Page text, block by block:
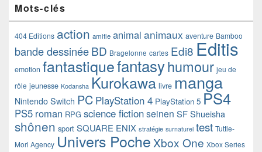
Mots-clés
404 Editions action amitie animal animaux aventure Bamboo
bande dessinéeBD Bragelonne cartes Edi8 Editis
emotion fantastiquefantasyhumour jeu de
rôle jeunesse Kodansha Kurokawa livre manga
Nintendo Switch PC PlayStation 4 PlayStation 5 PS4
PS5 roman RPG science fictionseinen SF Shueisha
shônen sport SQUARE ENIX stratégie surnaturel test Tuttle-
Mori Agency Univers Poche Xbox One Xbox Series